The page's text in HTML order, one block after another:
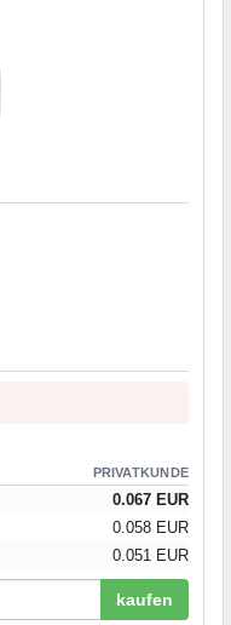
PRIVATKUNDE
0.067 EUR
0.058 EUR
0.051 EUR
kaufen